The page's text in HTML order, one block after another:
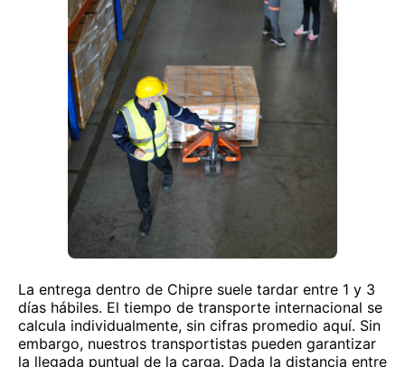
La entrega dentro de Chipre suele tardar entre 1 y 3
días hábiles. El tiempo de transporte internacional se
calcula individualmente, sin cifras promedio aquí. Sin
embargo, nuestros transportistas pueden garantizar
la llegada puntual de la carga. Dada la distancia entre